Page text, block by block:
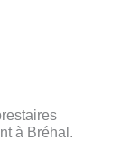
à Bréhal.